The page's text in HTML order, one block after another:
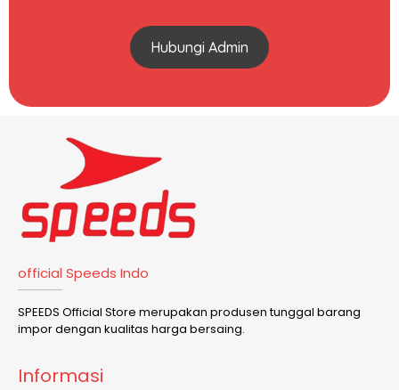
Hubungi Admin
official Speeds Indo
SPEEDS Official Store merupakan produsen tunggal barang
impor dengan kualitas harga bersaing.
Informasi